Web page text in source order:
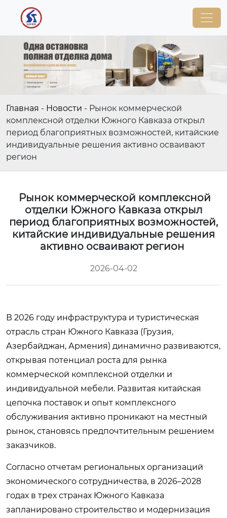
Главная - Новости - Рынок коммерческой
комплексной отделки Южного Кавказа открыл
период благоприятных возможностей, китайские
индивидуальные решения активно осваивают
регион
Рынок коммерческой комплексной
отделки Южного Кавказа открыл
период благоприятных возможностей,
китайские индивидуальные решения
активно осваивают регион
2026-04-02
В 2026 году инфраструктура и туристическая
отрасль стран Южного Кавказа (Грузия,
Азербайджан, Армения) динамично развиваются,
открывая потенциал роста для рынка
коммерческой комплексной отделки и
индивидуальной мебели. Развитая китайская
цепочка поставок и опыт комплексного
обслуживания активно проникают на местный
рынок, становясь предпочтительным решением
заказчиков.
Согласно отчетам региональных организаций
экономического сотрудничества, в 2026–2028
годах в трех странах Южного Кавказа
запланировано строительство и модернизация